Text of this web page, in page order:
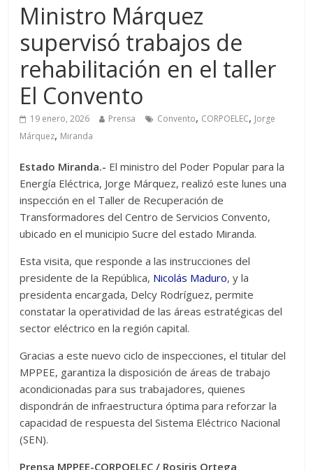
Ministro Márquez
supervisó trabajos de
rehabilitación en el taller
El Convento
19 enero, 2026 Prensa Convento, CORPOELEC, Jorge
Márquez, Miranda
Estado Miranda.- El ministro del Poder Popular para la
Energía Eléctrica, Jorge Márquez, realizó este lunes una
inspección en el Taller de Recuperación de
Transformadores del Centro de Servicios Convento,
ubicado en el municipio Sucre del estado Miranda.
Esta visita, que responde a las instrucciones del
presidente de la República, Nicolás Maduro, y la
presidenta encargada, Delcy Rodríguez, permite
constatar la operatividad de las áreas estratégicas del
sector eléctrico en la región capital.
Gracias a este nuevo ciclo de inspecciones, el titular del
MPPEE, garantiza la disposición de áreas de trabajo
acondicionadas para sus trabajadores, quienes
dispondrán de infraestructura óptima para reforzar la
capacidad de respuesta del Sistema Eléctrico Nacional
(SEN).
Prensa MPPEE-CORPOELEC / Rosiris Ortega